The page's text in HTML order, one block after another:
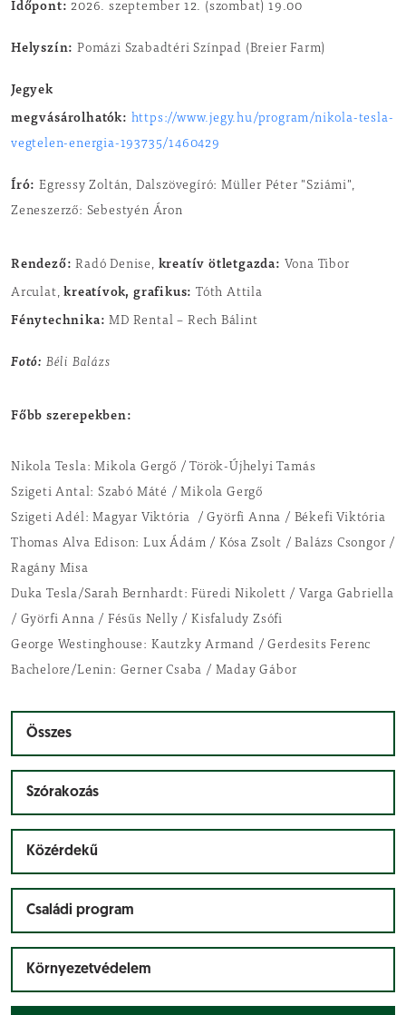
Időpont: 2026. szeptember 12. (szombat) 19.00
Helyszín: Pomázi Szabadtéri Színpad (Breier Farm)
Jegyek
megvásárolhatók: https://www.jegy.hu/program/nikola-tesla-
vegtelen-energia-193735/1460429
Író: Egressy Zoltán, Dalszövegíró: Müller Péter "Sziámi",
Zeneszerző: Sebestyén Áron
Rendező: Radó Denise, kreatív ötletgazda: Vona Tibor
Arculat,kreatívok, grafikus: Tóth Attila
Fénytechnika: MD Rental – Rech Bálint
Fotó: Béli Balázs
Főbb szerepekben:
Nikola Tesla: Mikola Gergő / Török-Újhelyi Tamás
Szigeti Antal: Szabó Máté / Mikola Gergő
Szigeti Adél: Magyar Viktória / Györfi Anna / Békefi Viktória
Thomas Alva Edison: Lux Ádám / Kósa Zsolt / Balázs Csongor /
Ragány Misa
Duka Tesla/Sarah Bernhardt: Füredi Nikolett / Varga Gabriella
/ Györfi Anna / Fésűs Nelly / Kisfaludy Zsófi
George Westinghouse: Kautzky Armand / Gerdesits Ferenc
Bachelore/Lenin: Gerner Csaba / Maday Gábor
Összes
Szórakozás
Közérdekű
Családi program
Környezetvédelem